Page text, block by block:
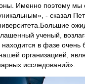
Именно поэтому мы
- сказал
ученый,
в фазе очень
организацией,
исследований».